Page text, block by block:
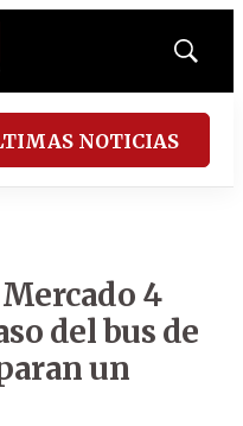
Mostrar
NOTICIAS
4
del bus de
un